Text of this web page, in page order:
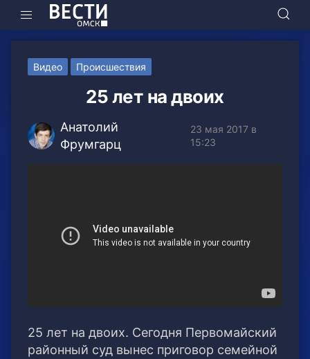
Видео Происшествия
25 лет на двоих
Анатолий
Фрумгарц
23 мая 2017 в
15:23
25 лет на двоих. Сегодня Первомайский
районный суд вынес приговор семейной